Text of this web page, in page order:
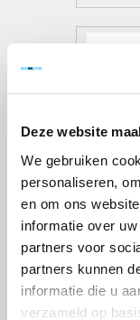
Deze website
We gebruiken
personaliseren,
en om ons
informatie over
partners voor
partners kunnen
informatie die u
verzameld op